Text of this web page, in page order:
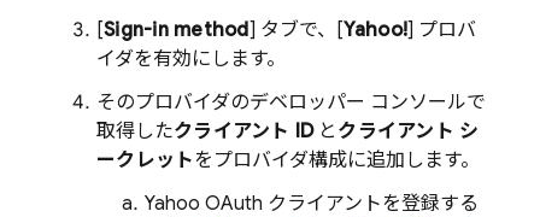
[Sign-in method] タブで、[Yahoo!] プロバ
イダを有効にします。
そのプロバイダのデベロッパー コンソールで
取得したクライアント IDと クライアント シ
ークレットをプロバイダ構成に追加します。
Yahoo OAuth クライアントを登録する